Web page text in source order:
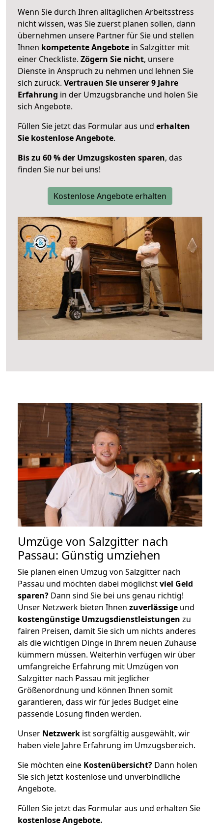
Wenn Sie durch Ihren alltäglichen Arbeitsstress
nicht wissen, was Sie zuerst planen sollen, dann
übernehmen unsere Partner für Sie und stellen
Ihnen kompetente Angebote in Salzgitter mit
einer Checkliste. Zögern Sie nicht, unsere
Dienste in Anspruch zu nehmen und lehnen Sie
sich zurück. Vertrauen Sie unserer 9 Jahre
Erfahrung in der Umzugsbranche und holen Sie
sich Angebote.
Füllen Sie jetzt das Formular aus und erhalten
Sie kostenlose Angebote.
Bis zu 60 % der Umzugskosten sparen, das
finden Sie nur bei uns!
Kostenlose Angebote erhalten
Umzüge von Salzgitter nach
Passau: Günstig umziehen
Sie planen einen Umzug von Salzgitter nach
Passau und möchten dabei möglichstviel Geld
sparen? Dann sind Sie bei uns genau richtig!
Unser Netzwerk bieten Ihnen zuverlässige und
kostengünstige Umzugsdienstleistungen zu
fairen Preisen, damit Sie sich um nichts anderes
als die wichtigen Dinge in Ihrem neuen Zuhause
kümmern müssen. Weiterhin verfügen wir über
umfangreiche Erfahrung mit Umzügen von
Salzgitter nach Passau mit jeglicher
Größenordnung und können Ihnen somit
garantieren, dass wir für jedes Budget eine
passende Lösung finden werden.
Unser Netzwerk ist sorgfältig ausgewählt, wir
haben viele Jahre Erfahrung im Umzugsbereich.
Sie möchten eine Kostenübersicht? Dann holen
Sie sich jetzt kostenlose und unverbindliche
Angebote.
Füllen Sie jetzt das Formular aus und erhalten Sie
kostenloseAngebote.